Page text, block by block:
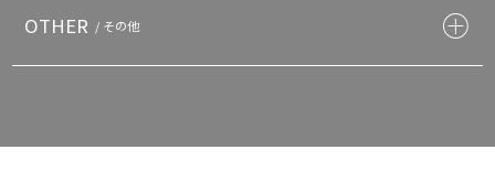
OTHER / その他